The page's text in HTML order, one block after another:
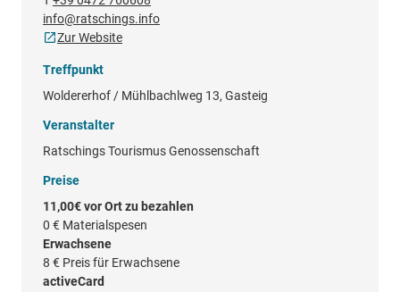
info@ratschings.info
Zur Website
Treffpunkt
Woldererhof / Mühlbachlweg 13, Gasteig
Veranstalter
Ratschings Tourismus Genossenschaft
Preise
11,00€ vor Ort zu bezahlen
0 € Materialspesen
Erwachsene
8 € Preis für Erwachsene
activeCard